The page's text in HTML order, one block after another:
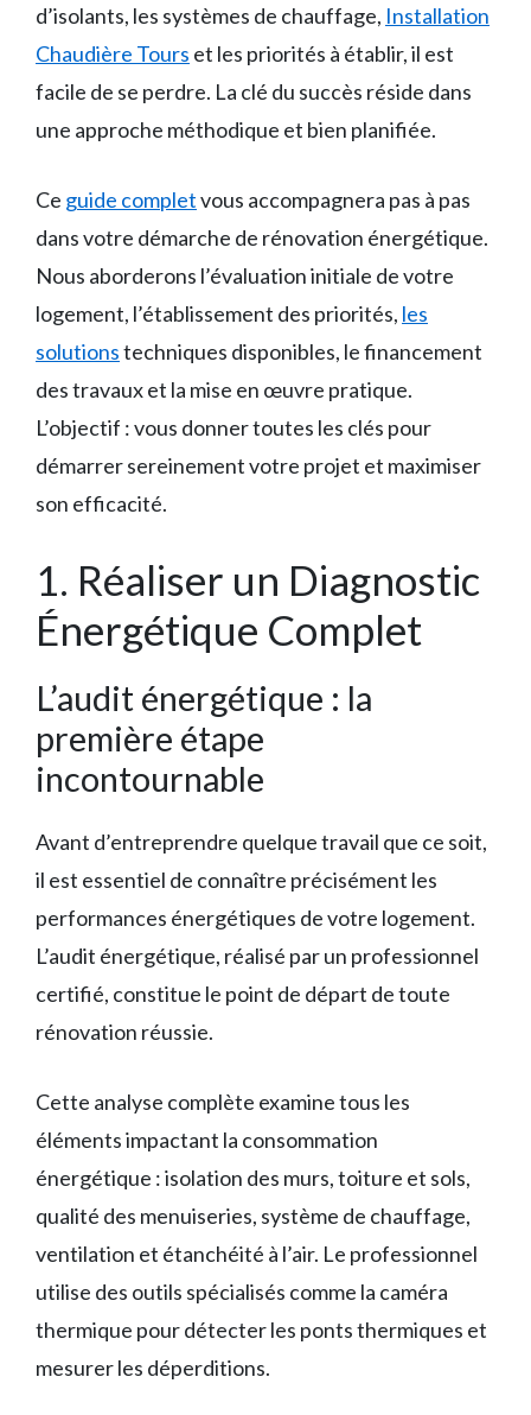
d’isolants, les systèmes de chauffage, Installation
Chaudière Tours et les priorités à établir, il est
facile de se perdre. La clé du succès réside dans
une approche méthodique et bien planifiée.
Ce guide completvous accompagnera pas à pas
dans votre démarche de rénovation énergétique.
Nous aborderons l’évaluation initiale de votre
logement, l’établissement des priorités, les
solutionstechniques disponibles, le financement
des travaux et la mise en œuvre pratique.
L’objectif : vous donner toutes les clés pour
démarrer sereinement votre projet et maximiser
son efficacité.
1. Réaliser un Diagnostic
Énergétique Complet
L’audit énergétique : la
première étape
incontournable
Avant d’entreprendre quelque travail que ce soit,
il est essentiel de connaître précisément les
performances énergétiques de votre logement.
L’audit énergétique, réalisé par un professionnel
certifié, constitue le point de départ de toute
rénovation réussie.
Cette analyse complète examine tous les
éléments impactant la consommation
énergétique : isolation des murs, toiture et sols,
qualité des menuiseries, système de chauffage,
ventilation et étanchéité à l’air. Le professionnel
utilise des outils spécialisés comme la caméra
thermique pour détecter les ponts thermiques et
mesurer les déperditions.